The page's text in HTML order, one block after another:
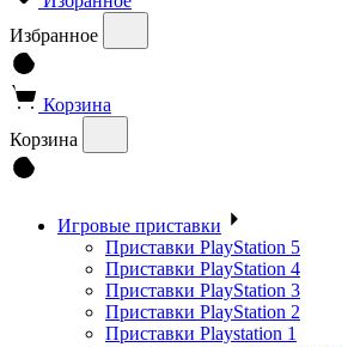
Избранное
Корзина
Корзина
Игровые приставки
Приставки PlayStation 5
Приставки PlayStation 4
Приставки PlayStation 3
Приставки PlayStation 2
Приставки Playstation 1